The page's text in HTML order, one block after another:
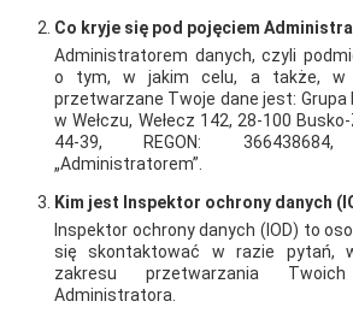
2026-01-15
Grupa PSB Handel S.A.
Co kryje się pod pojęciem
Administratorem danych, czyli
o tym, w jakim celu, a także, w
przetwarzane Twoje dane jest: Grupa
w Wełczu, Wełecz 142, 28-100
44-39, REGON:
„Administratorem”.
Kim jest Inspektor ochrony danych
Inspektor ochrony danych (IOD) to
się skontaktować w razie pytań,
zakresu przetwarzania
Administratora.